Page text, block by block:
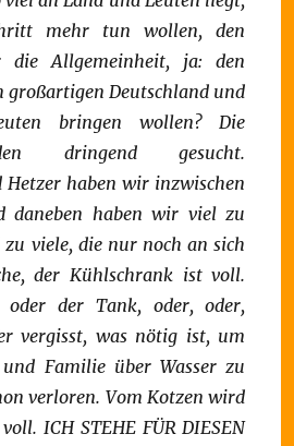
mehr tun wollen, den
die Allgemeinheit, ja: den
großartigen Deutschland und
bringen wollen?Die
dringend gesucht.
Hetzer haben wir inzwischen
daneben haben wir viel zu
viele, die nur noch an sich
der Kühlschrank ist voll.
oder der Tank, oder, oder,
vergisst, was nötig ist, um
Familie über Wasser zu
verloren. Vom Kotzen wird
ICH STEHE FÜR DIESEN